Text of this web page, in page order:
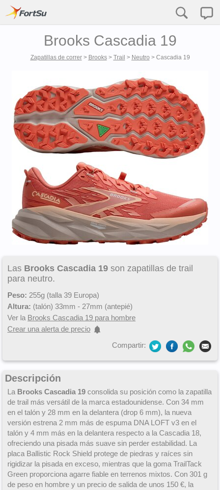
Brooks Cascadia 19
Zapatillas de correr> Brooks> Trail > Neutro > Cascadia 19
Las Brooks Cascadia 19 son zapatillas de trail
para neutro.
Peso: 255g (talla 39 Europa)
Altura: (talón) 33mm - 27mm (antepié)
Ver la Brooks Cascadia 19 para hombre
Crear una alerta de precio
Compartir:
Descripción
La Brooks Cascadia 19 consolida su posición como la zapatilla
de trail más versátil de la marca estadounidense. Con 34 mm
en el talón y 28 mm en la delantera (drop 6 mm), la nueva
versión estrena 2 mm más de espuma DNA LOFT v3 en el
talón y 4 mm más en la delantera respecto a la Cascadia 18,
ofreciendo una pisada más suave sin perder estabilidad. La
placa Ballistic Rock Shield protege de piedras y raíces sin
rigidizar la pisada en exceso, mientras que la goma TrailTack
Green proporciona agarre fiable en terrenos mixtos. Con 301 g
de peso en hombre y un precio de salida de unos 150 €, la